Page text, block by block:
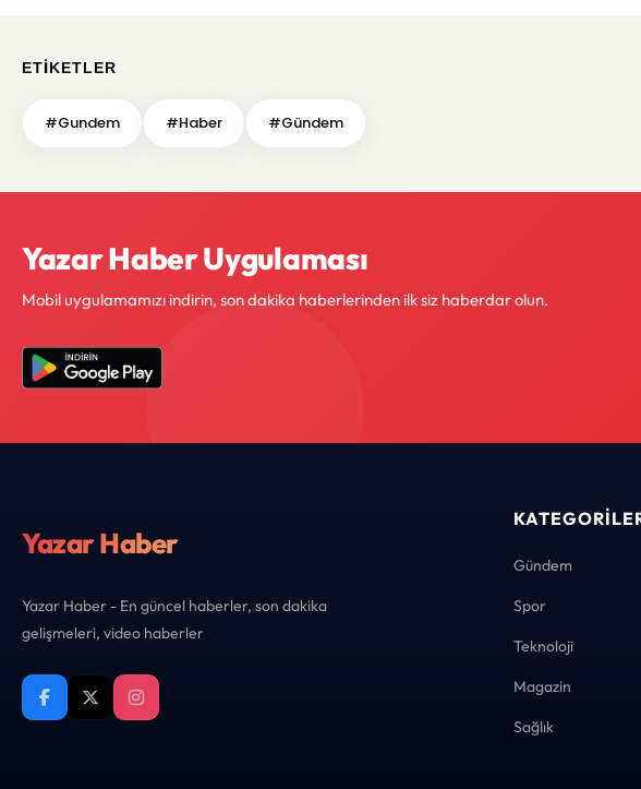
ETIKETLER
#Gundem #Haber #Gündem
Yazar Haber Uygulaması
Mobil uygulamamızı indirin, son dakika haberlerinden ilk siz haberdar olun.
Yazar Haber
Yazar Haber - En güncel haberler, son dakika
gelişmeleri, video haberler
Gündem
Spor
Teknoloji
Magazin
Sağlık